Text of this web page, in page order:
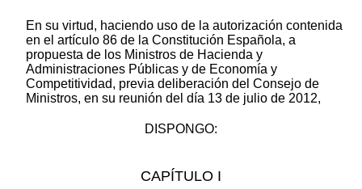
En su virtud, haciendo uso de la autorización contenida
en el artículo 86 de la Constitución Española, a
propuesta de los Ministros de Hacienda y
Administraciones Públicas y de Economía y
Competitividad, previa deliberación del Consejo de
Ministros, en su reunión del día 13 de julio de 2012,
DISPONGO:
CAPÍTULO I